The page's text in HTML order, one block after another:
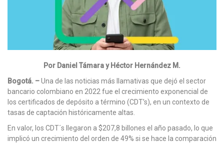
Por Daniel Támara y Héctor Hernández M.
Bogotá. –Una de las noticias más llamativas que dejó el sector
bancario colombiano en 2022 fue el crecimiento exponencial de
los certificados de depósito a término (CDT’s), en un contexto de
tasas de captación históricamente altas.
En valor, los CDT´s llegaron a $207,8 billones el año pasado, lo que
implicó un crecimiento del orden de 49% si se hace la comparación